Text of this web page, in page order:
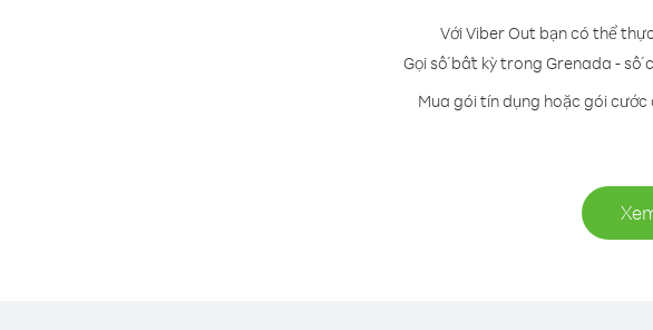
Với Viber Out bạn có thể
Gọi số bất kỳ trong Grenada - số
Mua gói tín dụng hoặc gói